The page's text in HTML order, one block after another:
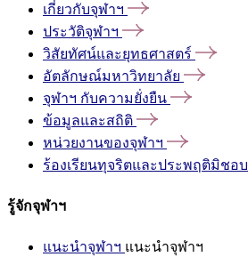
เกี่ยวกับจุฬาฯ
ประวัติจุฬาฯ
วิสัยทัศน์และยุทธศาสตร์
อัตลักษณ์มหาวิทยาลัย
จุฬาฯ กับความยั่งยืน
ข้อมูลและสถิติ
หน่วยงานของจุฬาฯ
ร้องเรียนทุจริตและประพฤติมิชอบ
รู้จักจุฬาฯ
แนะนำจุฬาฯ แนะนำจุฬาฯ